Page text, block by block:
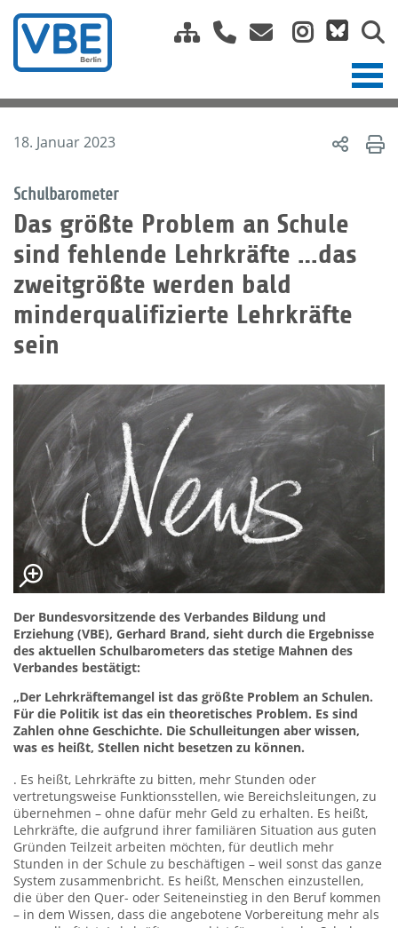
18. Januar 2023
Schulbarometer
Das größte Problem an Schule
sind fehlende Lehrkräfte …das
zweitgrößte werden bald
minderqualifizierte Lehrkräfte
sein
Der Bundesvorsitzende des Verbandes Bildung und
Erziehung (VBE), Gerhard Brand, sieht durch die Ergebnisse
des aktuellen Schulbarometers das stetige Mahnen des
Verbandes bestätigt:
„Der Lehrkräftemangel ist das größte Problem an Schulen.
Für die Politik ist das ein theoretisches Problem. Es sind
Zahlen ohne Geschichte. Die Schulleitungen aber wissen,
was es heißt, Stellen nicht besetzen zu können.
. Es heißt, Lehrkräfte zu bitten, mehr Stunden oder
vertretungsweise Funktionsstellen, wie Bereichsleitungen, zu
übernehmen – ohne dafür mehr Geld zu erhalten. Es heißt,
Lehrkräfte, die aufgrund ihrer familiären Situation aus guten
Gründen Teilzeit arbeiten möchten, für deutlich mehr
Stunden in der Schule zu beschäftigen – weil sonst das ganze
System zusammenbricht. Es heißt, Menschen einzustellen,
die über den Quer- oder Seiteneinstieg in den Beruf kommen
– in dem Wissen, dass die angebotene Vorbereitung mehr als